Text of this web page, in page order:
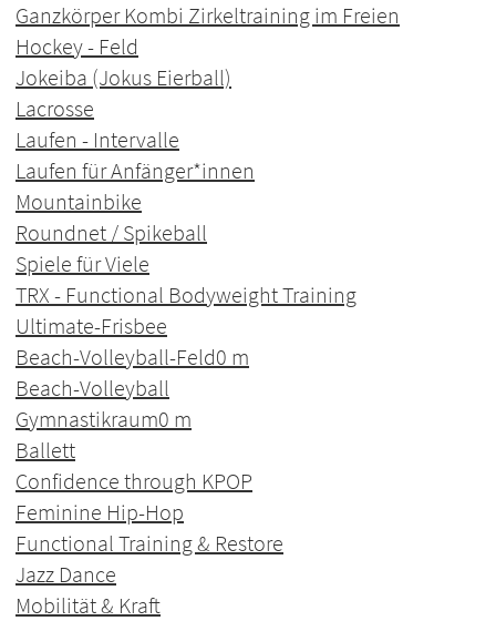
Ganzkörper Kombi Zirkeltraining im Freien
Hockey - Feld
Jokeiba (Jokus Eierball)
Lacrosse
Laufen - Intervalle
Laufen für Anfänger*innen
Mountainbike
Roundnet / Spikeball
Spiele für Viele
TRX - Functional Bodyweight Training
Ultimate-Frisbee
Beach-Volleyball-Feld0 m
Beach-Volleyball
Gymnastikraum0 m
Ballett
Confidence through KPOP
Feminine Hip-Hop
Functional Training & Restore
Jazz Dance
Mobilität & Kraft